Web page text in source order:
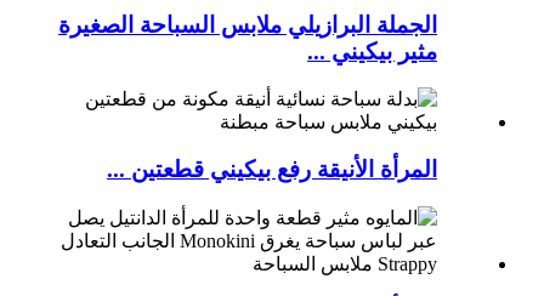
الجملة البرازيلي ملابس السباحة الصغيرة
مثير بيكيني ...
المرأة الأنيقة رفع بيكيني قطعتين ...